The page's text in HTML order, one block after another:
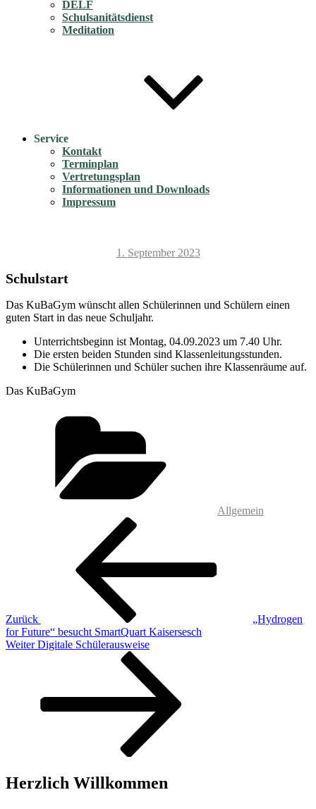
DELF
Schulsanitätsdienst
Meditation
Service
Kontakt
Terminplan
Vertretungsplan
Informationen und Downloads
Impressum
Veröffentlicht
1. September 2023
Schulstart
Das KuBaGym wünscht allen Schülerinnen und Schülern einen
guten Start in das neue Schuljahr.
Unterrichtsbeginn ist Montag, 04.09.2023 um 7.40 Uhr.
Die ersten beiden Stunden sind Klassenleitungsstunden.
Die Schülerinnen und Schüler suchen ihre Klassenräume auf.
Das KuBaGym
Allgemein
Beitragsnavigation
Zurück
„Hydrogen
for Future“ besucht SmartQuart Kaisersesch
Nächster
Weiter Digitale Schülerausweise
Herzlich Willkommen